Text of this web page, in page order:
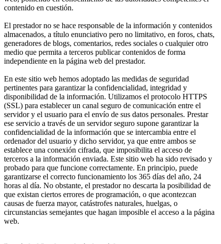
contenido en cuestión.
El prestador no se hace responsable de la información y contenidos
almacenados, a título enunciativo pero no limitativo, en foros, chats,
generadores de blogs, comentarios, redes sociales o cualquier otro
medio que permita a terceros publicar contenidos de forma
independiente en la página web del prestador.
En este sitio web hemos adoptado las medidas de seguridad
pertinentes para garantizar la confidencialidad, integridad y
disponibilidad de la información. Utilizamos el protocolo HTTPS
(SSL) para establecer un canal seguro de comunicación entre el
servidor y el usuario para el envío de sus datos personales. Prestar
ese servicio a través de un servidor seguro supone garantizar la
confidencialidad de la información que se intercambia entre el
ordenador del usuario y dicho servidor, ya que entre ambos se
establece una conexión cifrada, que imposibilita el acceso de
terceros a la información enviada. Este sitio web ha sido revisado y
probado para que funcione correctamente. En principio, puede
garantizarse el correcto funcionamiento los 365 días del año, 24
horas al día. No obstante, el prestador no descarta la posibilidad de
que existan ciertos errores de programación, o que acontezcan
causas de fuerza mayor, catástrofes naturales, huelgas, o
circunstancias semejantes que hagan imposible el acceso a la página
web.